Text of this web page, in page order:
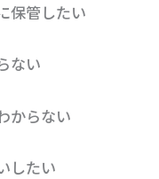
保管したい
ない
からない
したい